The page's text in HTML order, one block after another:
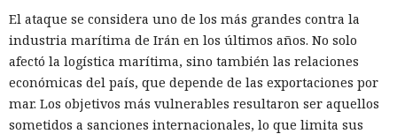
El ataque se considera uno de los más grandes contra la
industria marítima de Irán en los últimos años. No solo
afectó la logística marítima, sino también las relaciones
económicas del país, que depende de las exportaciones por
mar. Los objetivos más vulnerables resultaron ser aquellos
sometidos a sanciones internacionales, lo que limita sus